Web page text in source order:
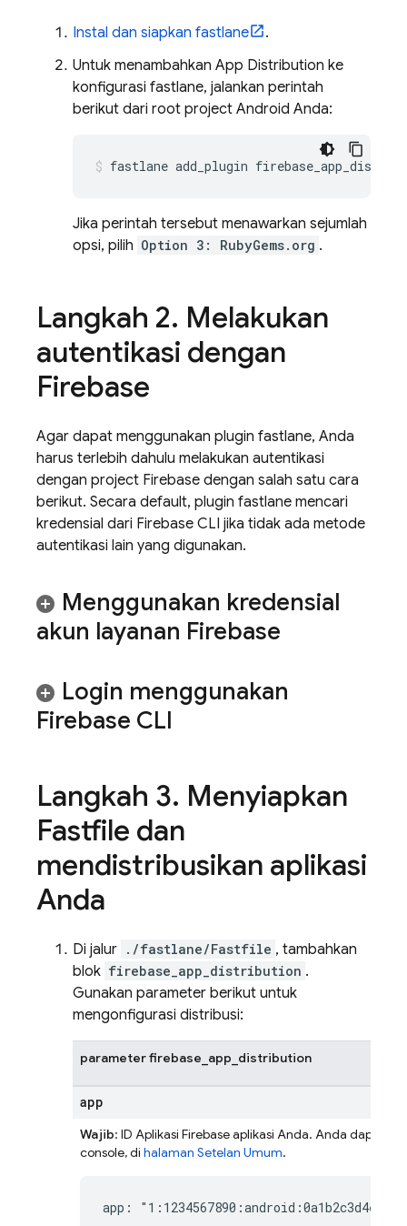
Instal dan siapkan fastlane
.
Untuk menambahkan App Distribution ke
konfigurasi fastlane, jalankan perintah
berikut dari root project Android Anda:
fastlane add_plugin
Jika perintah tersebut menawarkan sejumlah
opsi, pilih Option 3: RubyGems.org .
Langkah 2. Melakukan
autentikasi dengan
Firebase
Agar dapat menggunakan plugin fastlane, Anda
harus terlebih dahulu melakukan autentikasi
dengan project Firebase dengan salah satu cara
berikut. Secara default, plugin fastlane mencari
kredensial dari Firebase CLI jika tidak ada metode
autentikasi lain yang digunakan.
Menggunakan kredensial
akun layanan Firebase
Login menggunakan
Firebase CLI
Langkah 3. Menyiapkan
Fastfile dan
mendistribusikan aplikasi
Anda
Di jalur ./fastlane/Fastfile , tambahkan
blok firebase_app_distribution .
Gunakan parameter berikut untuk
mengonfigurasi distribusi:
parameter firebase_app_distribution
app
Wajib: ID Aplikasi Firebase aplikasi Anda. Anda dapat
console, di halaman Setelan Umum.
app: